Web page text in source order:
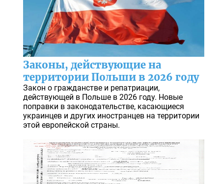
Законы, действующие на
территории Польши в 2026 году
Закон о гражданстве и репатриации,
действующей в Польше в 2026 году. Новые
поправки в законодательстве, касающиеся
украинцев и других иностранцев на территории
этой европейской страны.